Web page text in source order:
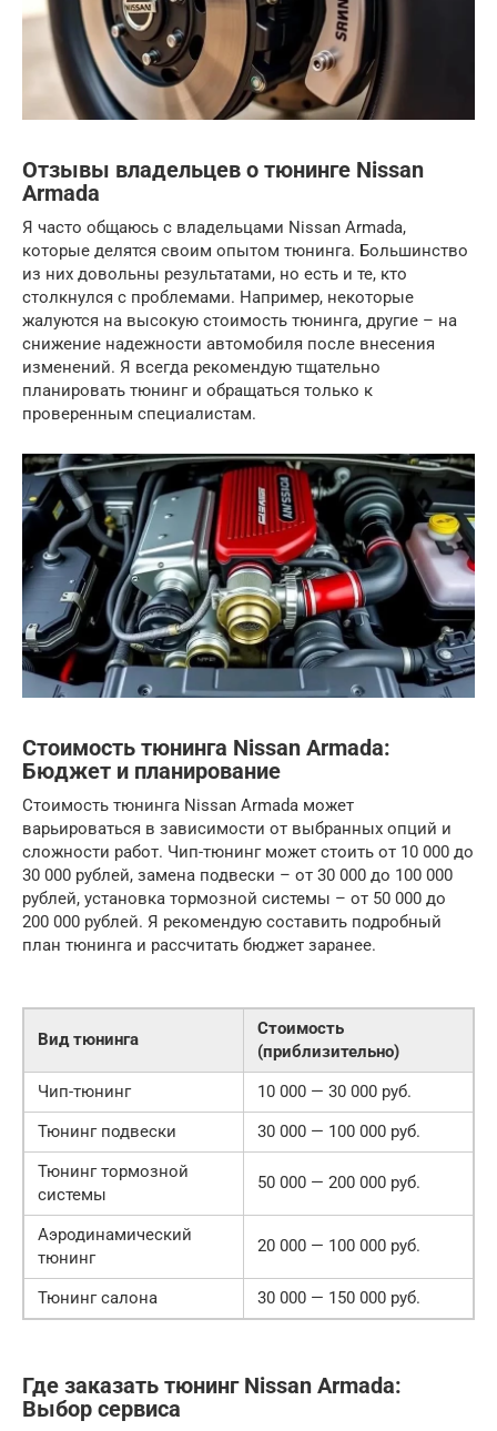
Отзывы владельцев о тюнинге Nissan
Armada
Я часто общаюсь с владельцами Nissan Armada,
которые делятся своим опытом тюнинга. Большинство
из них довольны результатами, но есть и те, кто
столкнулся с проблемами. Например, некоторые
жалуются на высокую стоимость тюнинга, другие – на
снижение надежности автомобиля после внесения
изменений. Я всегда рекомендую тщательно
планировать тюнинг и обращаться только к
проверенным специалистам.
Стоимость тюнинга Nissan Armada:
Бюджет и планирование
Стоимость тюнинга Nissan Armada может
варьироваться в зависимости от выбранных опций и
сложности работ. Чип-тюнинг может стоить от 10 000 до
30 000 рублей, замена подвески – от 30 000 до 100 000
рублей, установка тормозной системы – от 50 000 до
200 000 рублей. Я рекомендую составить подробный
план тюнинга и рассчитать бюджет заранее.
Вид тюнинга
Стоимость
(приблизительно)
Чип-тюнинг
10 000 — 30 000 руб.
Тюнинг подвески
30 000 — 100 000 руб.
Тюнинг тормозной
системы
50 000 — 200 000 руб.
Аэродинамический
тюнинг
20 000 — 100 000 руб.
Тюнинг салона 30 000 — 150 000 руб.
Где заказать тюнинг Nissan Armada:
Выбор сервиса